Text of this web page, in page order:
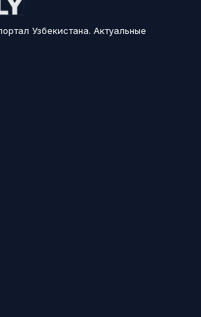
Узбекистана. Актуальные